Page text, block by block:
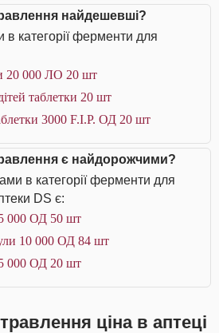
найдешевші?
категорії ферменти для
20 000 ЛО 20 шт
таблетки 20 шт
3000 F.I.P. ОД 20 шт
є найдорожчими?
в категорії ферменти для
DS є:
000 ОД 50 шт
10 000 ОД 84 шт
000 ОД 20 шт
ціна в аптеці